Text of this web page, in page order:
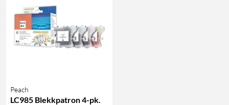
Peach
LC985 Blekkpatron 4-pk.